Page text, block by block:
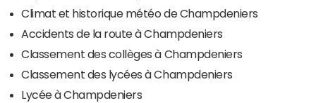
Climat et historique météo de Champdeniers
Accidents de la route à Champdeniers
Classement des collèges à Champdeniers
Classement des lycées à Champdeniers
Lycée à Champdeniers